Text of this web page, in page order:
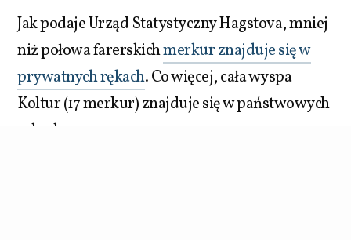
Jak podaje Urząd Statystyczny Hagstova, mniej
niż połowa farerskichmerkur znajduje się w
prywatnych rękach. Co więcej, cała wyspa
Koltur (17 merkur) znajduje się w państwowych
rękach.